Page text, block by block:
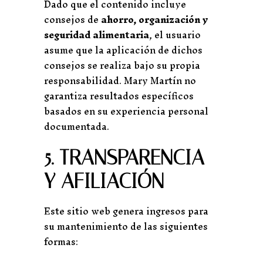
consejos deahorro, organización y
seguridad alimentaria, el usuario
asume que la aplicación de dichos
consejos se realiza bajo su propia
responsabilidad. Mary Martín no
garantiza resultados específicos
basados en su experiencia personal
documentada.
5. TRANSPARENCIA
Y AFILIACIÓN
Este sitio web genera ingresos para
su mantenimiento de las siguientes
formas: